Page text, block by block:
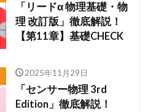
「リードα 物理基礎・物
理 改訂版」徹底解説！
【第11章】基礎CHECK
2025年11月29日
「センサー物理 3rd
Edition」徹底解説！